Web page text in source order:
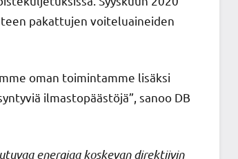
pakattujen voiteluaineiden
oman toimintamme lisäksi
ilmastopäästöjä”, sanoo DB
energiaa koskevan direktiivin